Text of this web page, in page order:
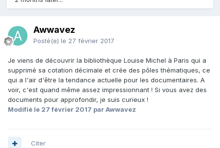
Awwavez
Posté(e) le 27 février 2017
Je viens de découvrir la bibliothèque Louise Michel à Paris qui a
supprimé sa cotation décimale et crée des pôles thématiques, ce
qui a l'air d'être la tendance actuelle pour les documentaires. A
voir, c'est quand même assez impressionnant ! Si vous avez des
documents pour approfondir, je suis curieux !
Modifié le 27 février 2017 par Awwavez
Citer